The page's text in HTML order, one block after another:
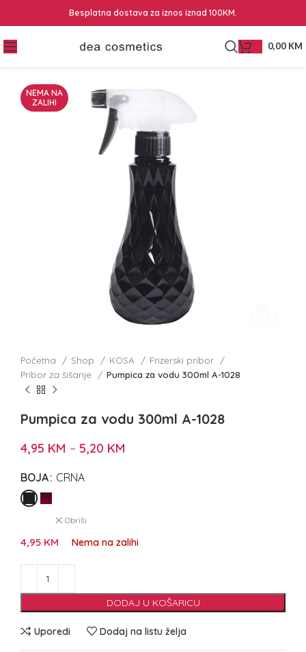
Besplatna dostava za iznos iznad 100KM.
0,00 KM
NEMA NA
ZALIHI
Početna Shop KOSA
Frizerski pribor
Pribor za šišanje
Pumpica za vodu 300ml A-1028
Pumpica za vodu 300ml A-1028
4,95 KM – 5,20 KM
BOJA CRNA
Obriši
4,95 KM Nema na zalihi
DODAJ U KOŠARICU
Uporedi Dodaj na listu želja